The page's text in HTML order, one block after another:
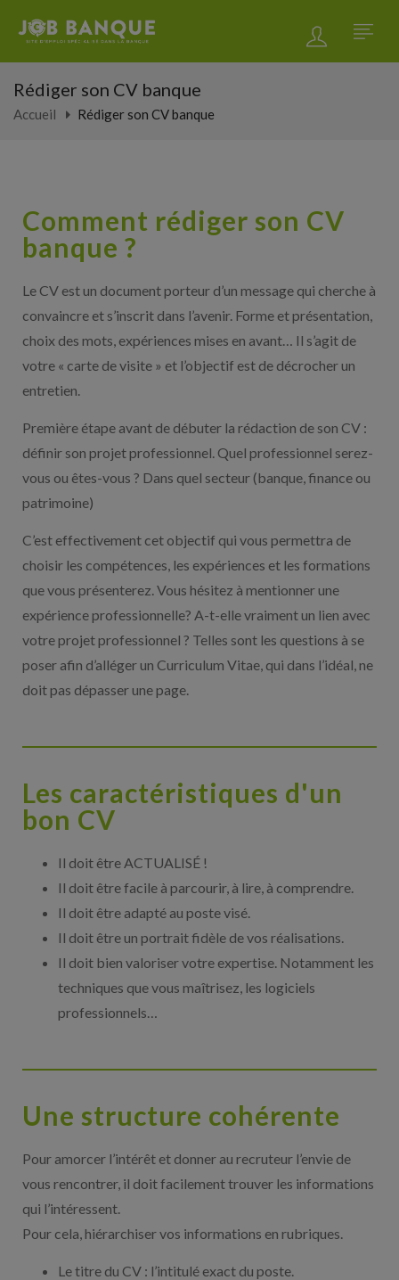
Rédiger son CV banque
Accueil Rédiger son CV banque
Comment rédiger son CV
banque ?
Le CV est un document porteur d’un message qui cherche à
convaincre et s’inscrit dans l’avenir. Forme et présentation,
choix des mots, expériences mises en avant… Il s’agit de
votre « carte de visite » et l’objectif est de décrocher un
entretien.
Première étape avant de débuter la rédaction de son CV :
définir son projet professionnel. Quel professionnel serez-
vous ou êtes-vous ? Dans quel secteur (banque, finance ou
patrimoine)
C’est effectivement cet objectif qui vous permettra de
choisir les compétences, les expériences et les formations
que vous présenterez. Vous hésitez à mentionner une
expérience professionnelle? A-t-elle vraiment un lien avec
votre projet professionnel ? Telles sont les questions à se
poser afin d’alléger un Curriculum Vitae, qui dans l’idéal, ne
doit pas dépasser une page.
Les caractéristiques d'un
bon CV
Il doit être ACTUALISÉ !
Il doit être facile à parcourir, à lire, à comprendre.
Il doit être adapté au poste visé.
Il doit être un portrait fidèle de vos réalisations.
Il doit bien valoriser votre expertise. Notamment les
techniques que vous maîtrisez, les logiciels
professionnels…
Une structure cohérente
Pour amorcer l’intérêt et donner au recruteur l’envie de
vous rencontrer, il doit facilement trouver les informations
qui l’intéressent.
Pour cela, hiérarchiser vos informations en rubriques.
Le titre du CV : l’intitulé exact du poste.